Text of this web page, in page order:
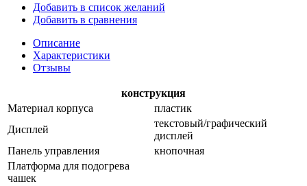
Добавить в список желаний
Добавить в сравнения
Описание
Характеристики
Отзывы
конструкция
Материал корпуса
пластик
Дисплей
текстовый/графический
дисплей
Панель управления
кнопочная
Платформа для подогрева
чашек